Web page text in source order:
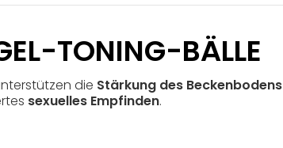
TONING-BÄLLE
die Stärkung des Beckenbodens
sexuelles Empfinden.